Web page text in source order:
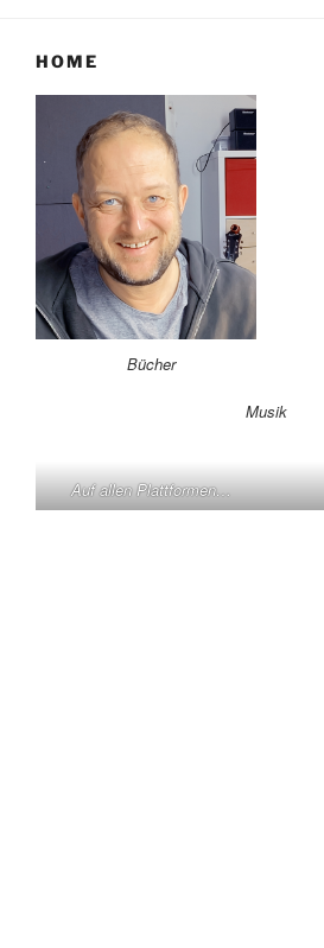
HOME
Bücher
Musik
Auf allen Plattformen…